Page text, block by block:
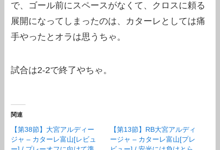
で、ゴール前にスペースがなくて、クロスに頼る
展開になってしまったのは、カターレとしては痛
手やったとオラは思うちゃ。
試合は2-2で終了やちゃ。
関連
【第38節】大宮アルディー
ジャ – カターレ富山[レビュ
【第13節】RB大宮アルディ
ージャ – カターレ富山[プレ